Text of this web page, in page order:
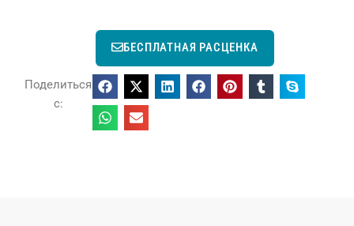
БЕСПЛАТНАЯ РАСЦЕНКА
Поделиться
с: